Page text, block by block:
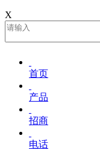
X
首页
产品
招商
电话